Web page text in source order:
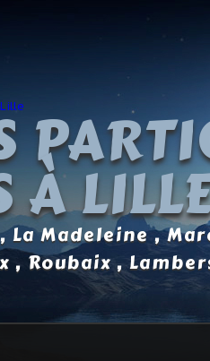
À
La Madeleine ,
, Roubaix ,